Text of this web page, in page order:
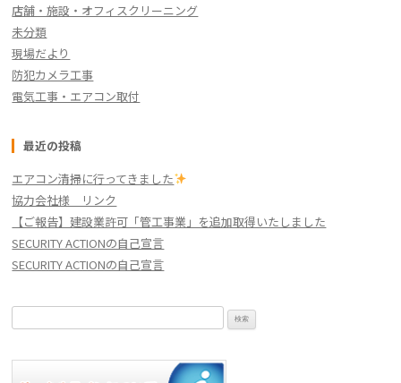
店舗・施設・オフィスクリーニング
未分類
現場だより
防犯カメラ工事
電気工事・エアコン取付
最近の投稿
エアコン清掃に行ってきました
協力会社様 リンク
【ご報告】建設業許可「管工事業」を追加取得いたしました
SECURITY ACTIONの自己宣言
SECURITY ACTIONの自己宣言
索: